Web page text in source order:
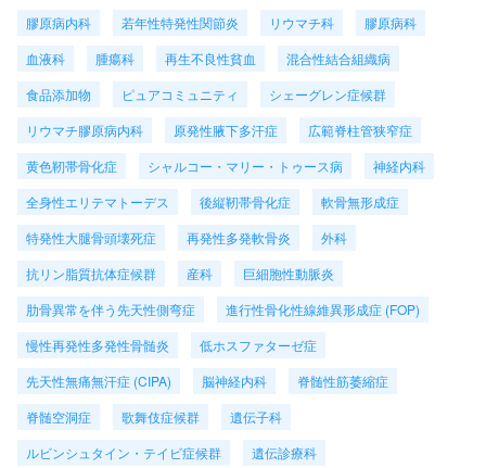
膠原病内科
若年性特発性関節炎 リウマチ科
膠原病科
血液科
腫瘍科 再生不良性貧血
混合性結合組織病
食品添加物
ピュアコミュニティ
シェーグレン症候群
リウマチ膠原病内科
原発性腋下多汗症
広範脊柱管狭窄症
黄色靭帯骨化症
シャルコー・マリー・トゥース病
神経内科
全身性エリテマトーデス
後縦靭帯骨化症
軟骨無形成症
特発性大腿骨頭壊死症
再発性多発軟骨炎
外科
抗リン脂質抗体症候群
産科
巨細胞性動脈炎
肋骨異常を伴う先天性側弯症
進行性骨化性線維異形成症 (FOP)
慢性再発性多発性骨髄炎
低ホスファターゼ症
先天性無痛無汗症 (CIPA)
脳神経内科
脊髄性筋萎縮症
脊髄空洞症
歌舞伎症候群
遺伝子科
ルビンシュタイン・テイビ症候群
遺伝診療科